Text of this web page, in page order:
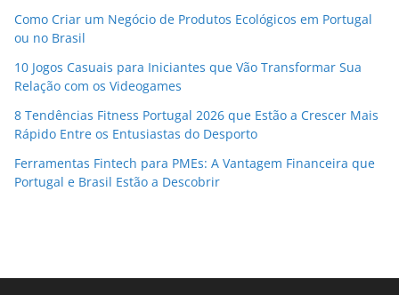
Como Criar um Negócio de Produtos Ecológicos em Portugal
ou no Brasil
10 Jogos Casuais para Iniciantes que Vão Transformar Sua
Relação com os Videogames
8 Tendências Fitness Portugal 2026 que Estão a Crescer Mais
Rápido Entre os Entusiastas do Desporto
Ferramentas Fintech para PMEs: A Vantagem Financeira que
Portugal e Brasil Estão a Descobrir